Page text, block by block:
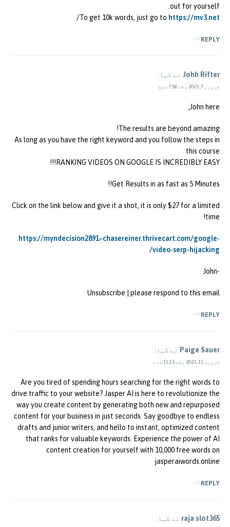
out for yourself.
To get 10k words, just go to https://mv3.net/
REPLY
Johh Rifter نے کہا:
فروری 7, 2023 وقت 7:58 صبح
John here,
The results are beyond amazing!
As long as you have the right keyword and you follow the steps in
this course
RANKING VIDEOS ON GOOGLE IS INCREDIBLY EASY!!!
Get Results in as fast as 5 Minutes!!
Click on the link below and give it a shot, it is only $27 for a limited
time!
https://myndecision2891–chasereiner.thrivecart.com/google-
video-serp-hijacking/
-John
Unsubscribe | please respond to this email
REPLY
Paige Sauer نے کہا:
فروری 11, 2023 وقت 11:13 شام
Are you tired of spending hours searching for the right words to
drive traffic to your website? Jasper AI is here to revolutionize the
way you create content by generating both new and repurposed
content for your business in just seconds. Say goodbye to endless
drafts and junior writers, and hello to instant, optimized content
that ranks for valuable keywords. Experience the power of AI
content creation for yourself with 10,000 free words on
jasperaiwords.online
REPLY
raja slot365 نے کہا: